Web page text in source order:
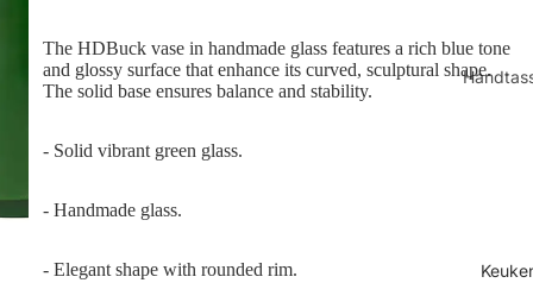
Shop
The HDBuck vase in handmade glass features a rich blue tone
and glossy surface that enhance its curved, sculptural shape.
The solid base ensures balance and stability.
- Solid vibrant green glass.
- Handmade glass.
- Elegant shape with rounded rim.